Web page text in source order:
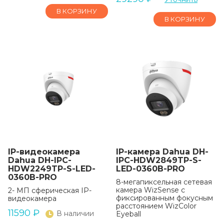
В КОРЗИНУ
В КОРЗИНУ
IP-видеокамера
Dahua DH-IPC-
HDW2249TP-S-LED-
0360B-PRO
2- МП сферическая IP-
видеокамера
11590 ₽ В наличии
IP-камера Dahua DH-
IPC-HDW2849TP-S-
LED-0360B-PRO
8-мегапиксельная сетевая
камера WizSense с
фиксированным фокусным
расстоянием WizColor
Eyeball